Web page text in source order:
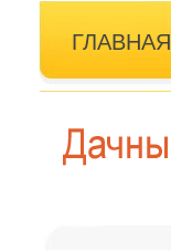
ГЛАВНАЯ